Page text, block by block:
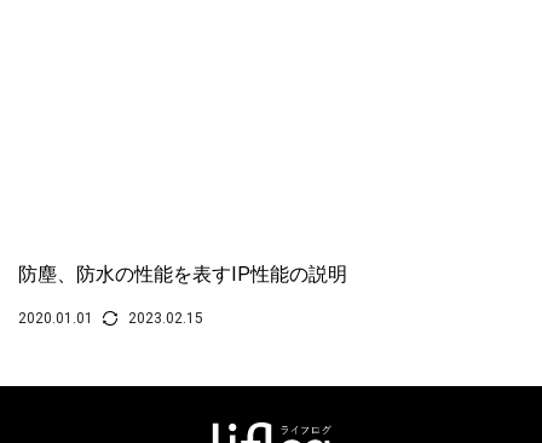
防塵、防水の性能を表すIP性能の説明
2020.01.01 2023.02.15